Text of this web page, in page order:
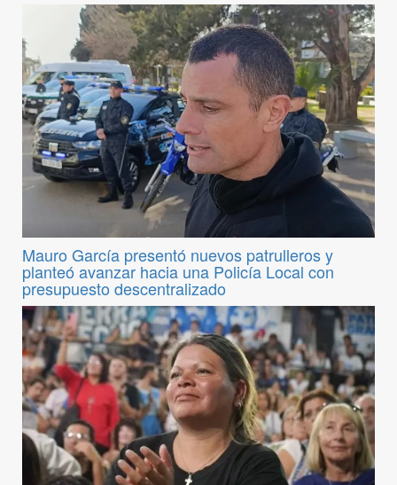
Mauro García presentó nuevos patrulleros y
planteó avanzar hacia una Policía Local con
presupuesto descentralizado